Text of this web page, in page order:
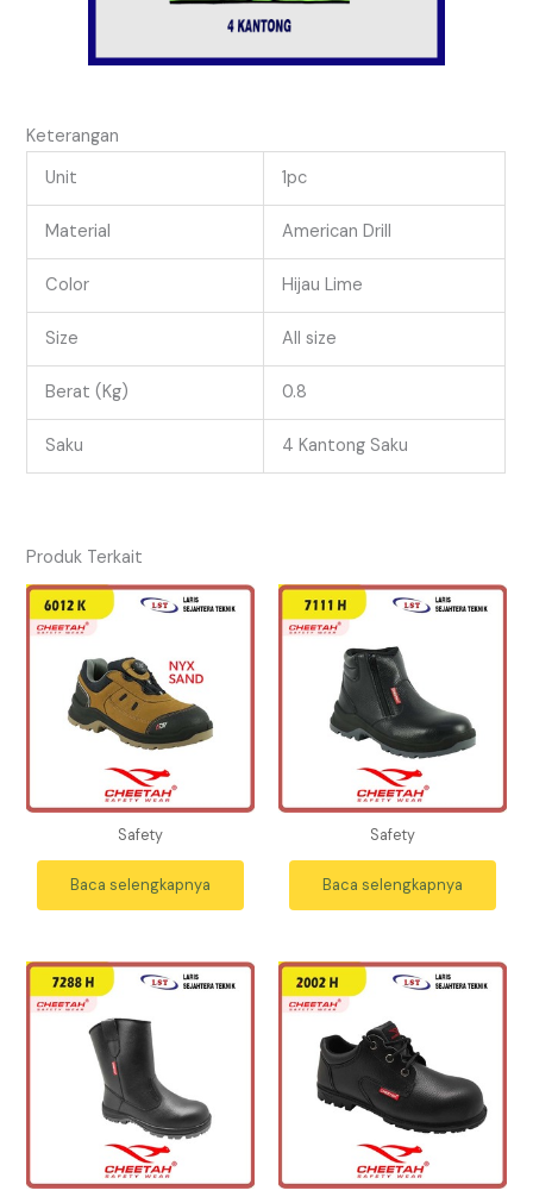
Keterangan
Unit
1pc
Material American Drill
Color Hijau Lime
Size All size
Berat (Kg) 0.8
Saku 4 Kantong Saku
Produk Terkait
Safety
Baca selengkapnya
Safety
Baca selengkapnya